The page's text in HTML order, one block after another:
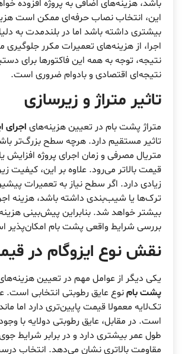
باشد، هزینه‌های اضافی به پروژه افزوده
این، انتخاب نصاب حرفه‌ای ممکن است
بیشتری داشته باشد اما در بلندمدت به
اجرا، از هزینه‌های تعمیرات مکرر جلوگیری
نتیجه، توجه به همه این فاکتورها برای
نتیجه‌ای اقتصادی و بادوام ضروری است.
تاثیر متراژ و زیرسازی
متراژ پشت بام در تعیین هزینه‌های اجرای
تاثیر مستقیم دارد. هرچه سطح بزرگ‌تر
متریال مصرفی و زمان اجرای پروژه افزایش
قیمت بالاتر می‌رود. علاوه بر این، کیفیت
زیادی دارد. اگر سطح نیاز به تعمیرات
ترک‌ها یا شیب‌بندی داشته باشد، هزینه
بیشتر خواهد شد. بنابراین پیش‌بینی هزینه
بررسی شرایط واقعی پشت بام امکان‌پذیر
نقش نوع ایزوگام در
یکی دیگر از عوامل مهم در تعیین
پشت بامنوع عایق رطوبتی انتخابی است.
تک‌لایه معمولا قیمت پایین‌تری دارد اما
است. در مقابل، عایق رطوبتی دولایه با وجود
طول عمر بیشتری دارد و در برابر شرایط
مقاومت بالاتری نشان می‌دهد. انتخاب